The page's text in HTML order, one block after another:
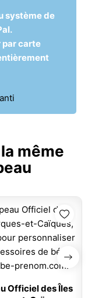
système de
par carte
même
Officiel des Îles